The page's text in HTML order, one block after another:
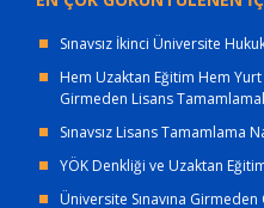
Sınavsız İkinci Üniversite
Hem Uzaktan Eğitim Hem
Girmeden Lisans
Sınavsız Lisans Tamamlama
YÖK Denkliği ve Uzaktan
Üniversite Sınavına